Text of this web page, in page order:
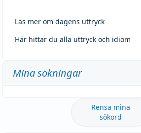
Läs mer om dagens uttryck
Här hittar du alla uttryck och idiom
Mina sökningar
Rensa mina
sökord